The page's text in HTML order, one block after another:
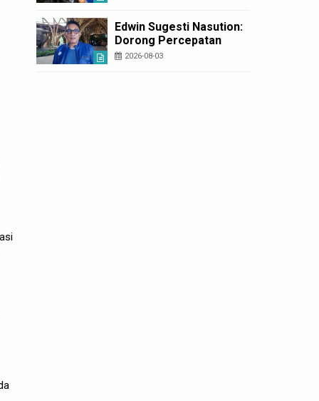
Korban Rugi Rp6,7 Miliar
Edwin Sugesti Nasution:
Dorong Percepatan
Perda PBG Guna
2026-08-03